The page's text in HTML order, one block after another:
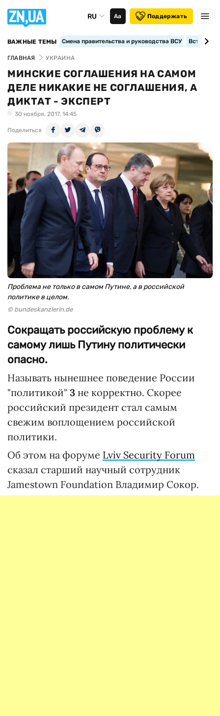
RU Аа Поддержать
ВАЖНЫЕ ТЕМЫ Смена правительства и руководства ВСУ
ГЛАВНАЯ УКРАИНА
МИНСКИЕ СОГЛАШЕНИЯ НА САМОМ
ДЕЛЕ НИКАКИЕ НЕ СОГЛАШЕНИЯ, А
ДИКТАТ - ЭКСПЕРТ
30 ноября, 2017, 14:45
Поделиться
Проблема не только в самом Путине, а в российской
политике в целом.
© bundeskanzlerin.de
Сокращать российскую проблему к
самому лишь Путину политически
опасно.
Называть нынешнее поведение России
"политикой" 3 не корректно. Скорее
российский президент стал самым
свежим воплощением российской
политики.
Об этом на форуме Lviv Security Forum
сказал старший научный сотрудник
Jamestown Foundation Владимир Сокор.